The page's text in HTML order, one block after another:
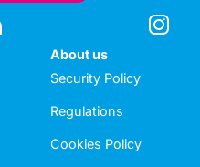
About us
Security Policy
Regulations
Cookies Policy